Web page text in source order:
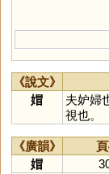
《說文》
媢
夫妒婦
視也。
《廣韻》
媢